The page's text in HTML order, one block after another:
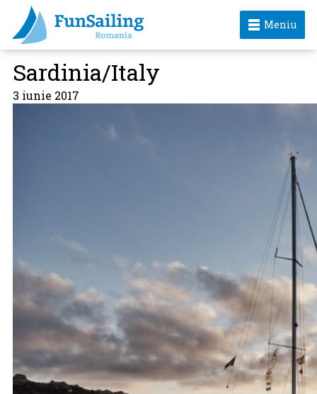
Meniu
Sardinia/Italy
3 iunie 2017